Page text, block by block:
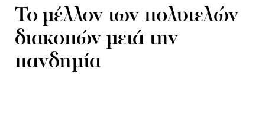
To μέλλον των πολυτελών
διακοπών μετά την
πανδημία